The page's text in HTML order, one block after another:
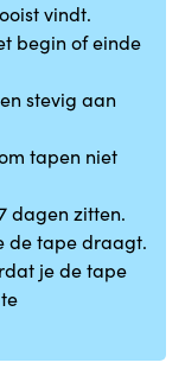
vindt.
begin of einde
stevig aan
tapen niet
dagen zitten.
de tape draagt.
je de tape